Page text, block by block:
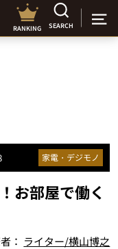
RANKING SEARCH
家電・デジモノ
お部屋で働く
： ライター/横山博之